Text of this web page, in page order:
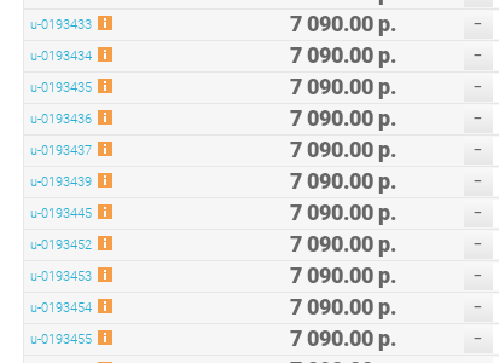
u-0193433 7 090.00 р. -
u-0193434 7 090.00 р. -
u-0193435 7 090.00 р. -
u-0193436 7 090.00 р. -
u-0193437 7 090.00 р. -
u-0193439 7 090.00 р. -
u-0193445 7 090.00 р. -
u-0193452 7 090.00 р. -
u-0193453 7 090.00 р. -
u-0193454 7 090.00 р. -
u-0193455 7 090.00 р. -